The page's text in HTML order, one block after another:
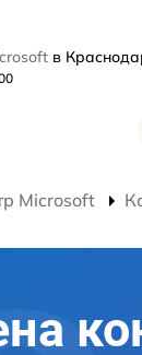
в
Microsoft